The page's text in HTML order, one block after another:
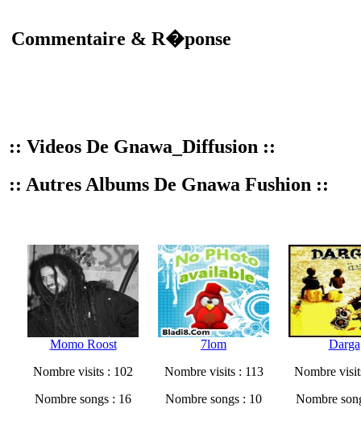
Commentaire & R�ponse
:: Videos De Gnawa_Diffusion ::
:: Autres Albums De Gnawa Fushion ::
Momo Roost
Nombre visits : 102
Nombre songs : 16
7lom
Nombre visits : 113
Nombre songs : 10
Darga
Nombre
Nombre